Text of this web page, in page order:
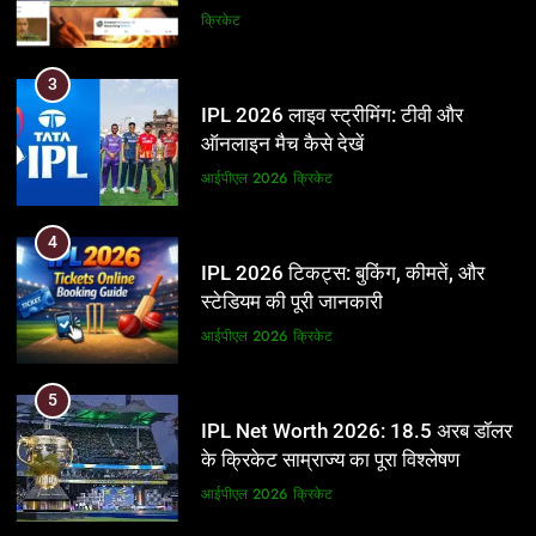
और BCCI पर लगाए गंभीर आरोप
क्रिकेट
3
IPL 2026 लाइव स्ट्रीमिंग: टीवी और
ऑनलाइन मैच कैसे देखें
आईपीएल 2026 क्रिकेट
4
IPL 2026 टिकट्स: बुकिंग, कीमतें, और
स्टेडियम की पूरी जानकारी
आईपीएल 2026 क्रिकेट
5
IPL Net Worth 2026: 18.5 अरब डॉलर
के क्रिकेट साम्राज्य का पूरा विश्लेषण
आईपीएल 2026 क्रिकेट